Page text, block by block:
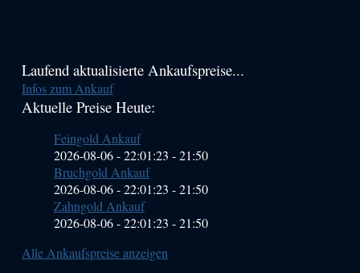
Haupt-
Sidebar
Laufend aktualisierte Ankaufspreise...
Infos zum Ankauf
Aktuelle Preise Heute:
Feingold Ankauf
2026-08-06 - 22:01:23 -21:50
Bruchgold Ankauf
2026-08-06 - 22:01:23 -21:50
Zahngold Ankauf
2026-08-06 - 22:01:23 -21:50
Alle Ankaufspreise anzeigen